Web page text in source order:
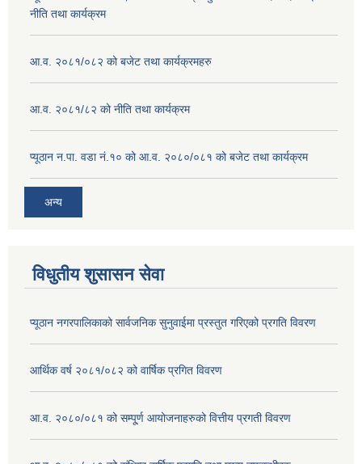
नीति तथा कार्यक्रम
आ.व. २०८१/०८२ को बजेट तथा कार्यक्रमहरु
आ.व. २०८१/८२ को नीति तथा कार्यक्रम
प्यूठान न.पा. वडा नं.१० को आ.व. २०८०/०८१ को बजेट तथा कार्यक्रम
अन्य
विधुतीय शुसासन सेवा
प्यूठान नगरपालिकाको सार्वजनिक सुनुवाईमा प्रस्तुत गरिएको प्रगति विवरण
आर्थिक वर्ष २०८१/०८२ को वार्षिक प्रगित विवरण
आ.व. २०८०/०८१ को सम्पू्र्ण आयोजनाहरुको वित्तीय प्रगती विवरण